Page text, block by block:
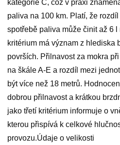
kategorie C, což v praxi
paliva na 100 km. Platí, že
spotřebě paliva může činit až 6
kritérium má význam z hlediska
površích. Přilnavost za mokra
na škále A-E a rozdíl mezi
být více než 18 metrů.
dobrou přilnavost a krátkou
jako třetí kritérium informuje o
kterou přispívá k celkové
provozu.Údaje o velikosti